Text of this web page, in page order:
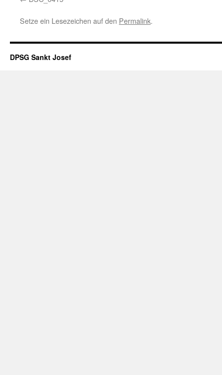
Setze ein Lesezeichen auf den Permalink.
DPSG Sankt Josef